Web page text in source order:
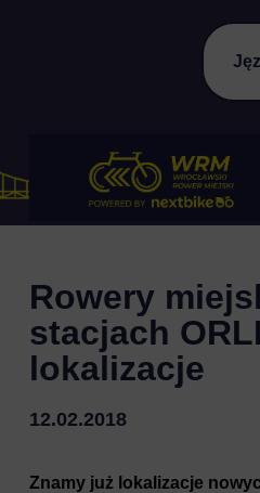
Rowery
stacjach
lokalizacje
12.02.2018
Znamy już lokalizacje